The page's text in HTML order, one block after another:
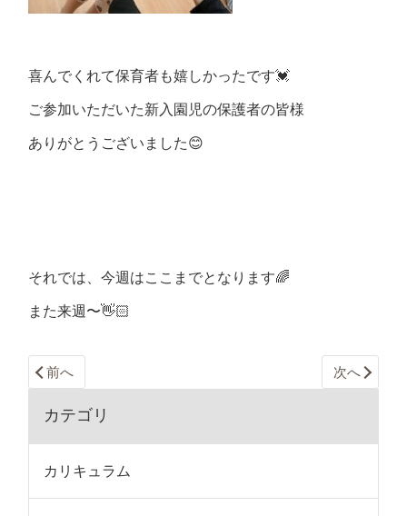
喜んでくれて保育者も嬉しかったです💓
ご参加いただいた新入園児の保護者の皆様
ありがとうございました😊
それでは、今週はここまでとなります🌈
また来週〜👋🏻
前へ 次へ
カテゴリ
カリキュラム